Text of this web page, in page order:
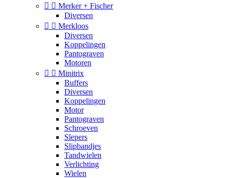
  Merker + Fischer
Diversen
  Merkloos
Diversen
Koppelingen
Pantograven
Motoren
  Minitrix
Buffers
Diversen
Koppelingen
Motor
Pantograven
Schroeven
Slepers
Slipbandjes
Tandwielen
Verlichting
Wielen